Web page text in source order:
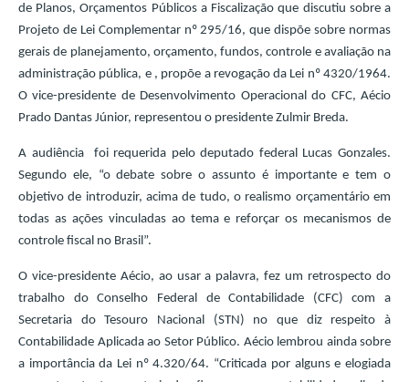
de Planos, Orçamentos Públicos a Fiscalização que discutiu sobre a
Projeto de Lei Complementar nº 295/16, que dispõe sobre normas
gerais de planejamento, orçamento, fundos, controle e avaliação na
administração pública, e , propõe a revogação da Lei nº 4320/1964.
O vice-presidente de Desenvolvimento Operacional do CFC, Aécio
Prado Dantas Júnior, representou o presidente Zulmir Breda.
A audiência foi requerida pelo deputado federal Lucas Gonzales.
Segundo ele, “o debate sobre o assunto é importante e tem o
objetivo de introduzir, acima de tudo, o realismo orçamentário em
todas as ações vinculadas ao tema e reforçar os mecanismos de
controle fiscal no Brasil”.
O vice-presidente Aécio, ao usar a palavra, fez um retrospecto do
trabalho do Conselho Federal de Contabilidade (CFC) com a
Secretaria do Tesouro Nacional (STN) no que diz respeito à
Contabilidade Aplicada ao Setor Público. Aécio lembrou ainda sobre
a importância da Lei nº 4.320/64. “Criticada por alguns e elogiada